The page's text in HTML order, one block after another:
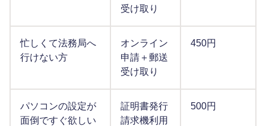
受け取り
忙しくて法務局へ
行けない方
オンライン
申請＋郵送
受け取り
450円
パソコンの設定が
面倒ですぐ欲しい
証明書発行
請求機利用
500円